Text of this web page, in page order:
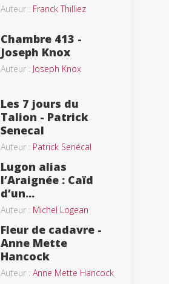
Auteur : Franck Thilliez
Chambre 413 -
Joseph Knox
Auteur : Joseph Knox
Les 7 jours du
Talion - Patrick
Senecal
Auteur : Patrick Senécal
Lugon alias
l’Araignée : Caïd
d’un...
Auteur : Michel Logean
Fleur de cadavre -
Anne Mette
Hancock
Auteur : Anne Mette Hancock